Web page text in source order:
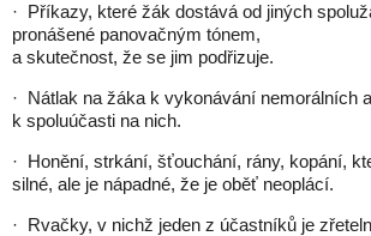
· Příkazy, které žák dostává od jiných
pronášené panovačným tónem,
a skutečnost, že se jim podřizuje.
· Nátlak na žáka k vykonávání nemorálních
k spoluúčasti na nich.
· Honění, strkání, šťouchání, rány, kopání,
silné, ale je nápadné, že je oběť neoplácí.
· Rvačky, v nichž jeden z účastníků je